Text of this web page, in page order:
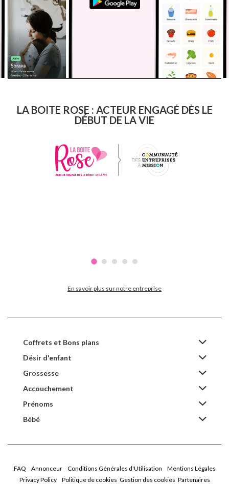
LA BOITE ROSE : ACTEUR ENGAGÉ DÈS LE
DÉBUT DE LA VIE
En savoir plus sur notre entreprise
Coffrets et Bons plans
Désir d'enfant
Grossesse
Accouchement
Prénoms
Bébé
FAQ Annonceur Conditions Générales d'Utilisation
Mentions Légales
Privacy Policy
Politique de cookies Gestion des cookies Partenaires